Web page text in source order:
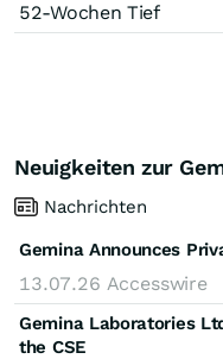
52-Wochen Tief
Neuigkeiten zur
Nachrichten
Gemina Announces
13.07.26 Accesswire
Gemina Laboratories
the CSE